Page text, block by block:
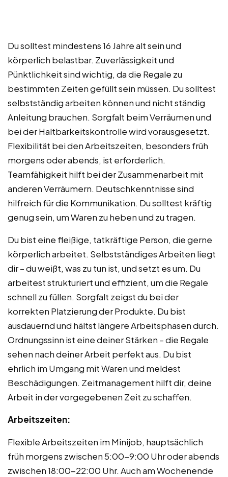
Du solltest mindestens 16 Jahre alt sein und
körperlich belastbar. Zuverlässigkeit und
Pünktlichkeit sind wichtig, da die Regale zu
bestimmten Zeiten gefüllt sein müssen. Du solltest
selbstständig arbeiten können und nicht ständig
Anleitung brauchen. Sorgfalt beim Verräumen und
bei der Haltbarkeitskontrolle wird vorausgesetzt.
Flexibilität bei den Arbeitszeiten, besonders früh
morgens oder abends, ist erforderlich.
Teamfähigkeit hilft bei der Zusammenarbeit mit
anderen Verräumern. Deutschkenntnisse sind
hilfreich für die Kommunikation. Du solltest kräftig
genug sein, um Waren zu heben und zu tragen.
Du bist eine fleißige, tatkräftige Person, die gerne
körperlich arbeitet. Selbstständiges Arbeiten liegt
dir – du weißt, was zu tun ist, und setzt es um. Du
arbeitest strukturiert und effizient, um die Regale
schnell zu füllen. Sorgfalt zeigst du bei der
korrekten Platzierung der Produkte. Du bist
ausdauernd und hältst längere Arbeitsphasen durch.
Ordnungssinn ist eine deiner Stärken – die Regale
sehen nach deiner Arbeit perfekt aus. Du bist
ehrlich im Umgang mit Waren und meldest
Beschädigungen. Zeitmanagement hilft dir, deine
Arbeit in der vorgegebenen Zeit zu schaffen.
Arbeitszeiten:
Flexible Arbeitszeiten im Minijob, hauptsächlich
früh morgens zwischen 5:00-9:00 Uhr oder abends
zwischen 18:00-22:00 Uhr. Auch am Wochenende